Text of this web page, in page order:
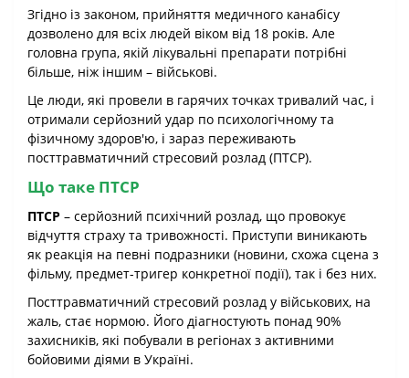
Згідно із законом, прийняття медичного канабісу
дозволено для всіх людей віком від 18 років. Але
головна група, якій лікувальні препарати потрібні
більше, ніж іншим – військові.
Це люди, які провели в гарячих точках тривалий час, і
отримали серйозний удар по психологічному та
фізичному здоров'ю, і зараз переживають
посттравматичний стресовий розлад (ПТСР).
Що таке ПТСР
ПТСР – серйозний психічний розлад, що провокує
відчуття страху та тривожності. Приступи виникають
як реакція на певні подразники (новини, схожа сцена з
фільму, предмет-тригер конкретної події), так і без них.
Посттравматичний стресовий розлад у військових, на
жаль, стає нормою. Його діагностують понад 90%
захисників, які побували в регіонах з активними
бойовими діями в Україні.